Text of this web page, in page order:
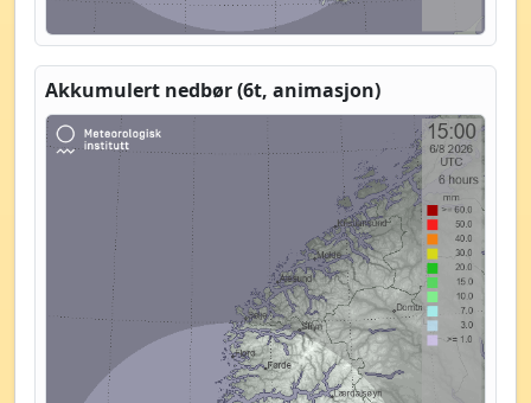
Akkumulert nedbør (6t, animasjon)